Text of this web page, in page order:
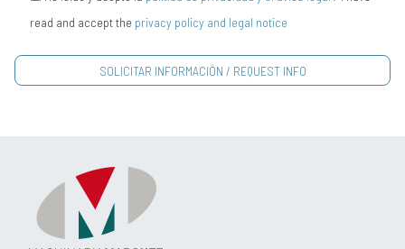
read and accept the privacy policy and legal notice